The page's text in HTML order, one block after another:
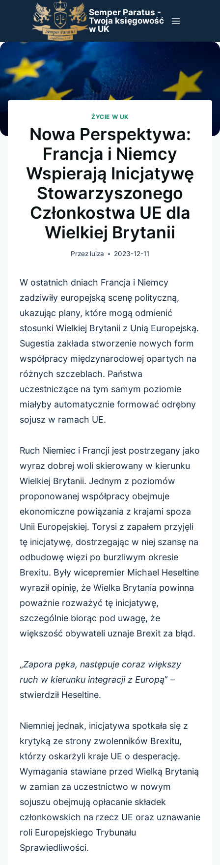
Semper Paratus -
Twoja księgowość
w UK
ŻYCIE W UK
Nowa Perspektywa:
Francja i Niemcy
Wspierają Inicjatywę
Stowarzyszonego
Członkostwa UE dla
Wielkiej Brytanii
Przez luiza 2023-12-11
W ostatnich dniach Francja i Niemcy
zadziwiły europejską scenę polityczną,
ukazując plany, które mogą odmienić
stosunki Wielkiej Brytanii z Unią Europejską.
Sugestia zakłada stworzenie nowych form
współpracy międzynarodowej opartych na
różnych szczeblach. Państwa
uczestniczące na tym samym poziomie
miałyby automatycznie formować odrębny
sojusz w ramach UE.
Ruch Niemiec i Francji jest postrzegany jako
wyraz dobrej woli skierowany w kierunku
Wielkiej Brytanii. Jednym z poziomów
proponowanej współpracy obejmuje
ekonomiczne powiązania z krajami spoza
Unii Europejskiej. Torysi z zapałem przyjęli
tę inicjatywę, dostrzegając w niej szansę na
odbudowę więzi po burzliwym okresie
Brexitu. Były wicepremier Michael Heseltine
wyraził opinię, że Wielka Brytania powinna
poważnie rozważyć tę inicjatywę,
szczególnie biorąc pod uwagę, że
większość obywateli uznaje Brexit za błąd.
„Zapora pęka, następuje coraz większy
ruch w kierunku integracji z Europą” –
stwierdził Heseltine.
Niemniej jednak, inicjatywa spotkała się z
krytyką ze strony zwolenników Brexitu,
którzy oskarżyli kraje UE o desperację.
Wymagania stawiane przed Wielką Brytanią
w zamian za uczestnictwo w nowym
sojuszu obejmują opłacanie składek
członkowskich na rzecz UE oraz uznawanie
roli Europejskiego Trybunału
Sprawiedliwości.